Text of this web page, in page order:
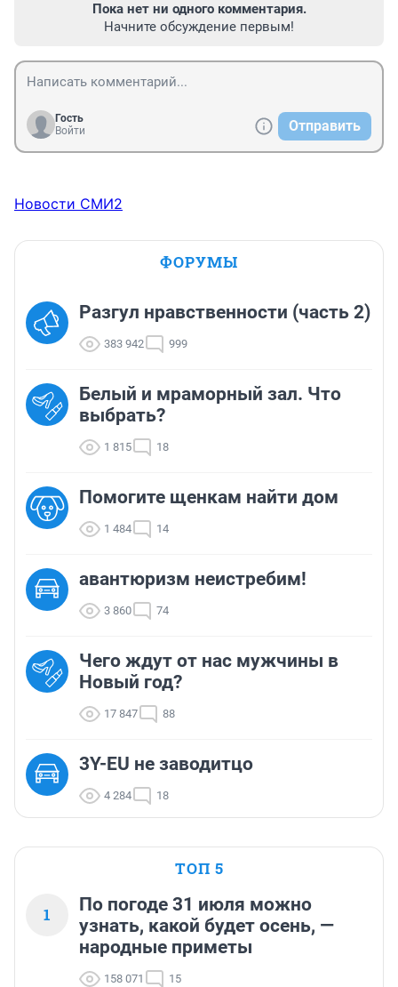
Пока нет ни одного комментария.
Начните обсуждение первым!
Гость
Войти
Отправить
Новости СМИ2
ФОРУМЫ
Разгул нравственности (часть 2)
383 942 999
Белый и мраморный зал. Что
выбрать?
1 815 18
Помогите щенкам найти дом
1 484 14
авантюризм неистребим!
3 860 74
Чего ждут от нас мужчины в
Новый год?
17 847 88
3Y-EU не заводитцо
4 284 18
ТОП 5
1
По погоде 31 июля можно
узнать, какой будет осень, —
народные приметы
158 071 15